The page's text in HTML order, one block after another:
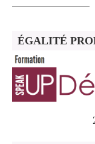
ÉGALITÉ